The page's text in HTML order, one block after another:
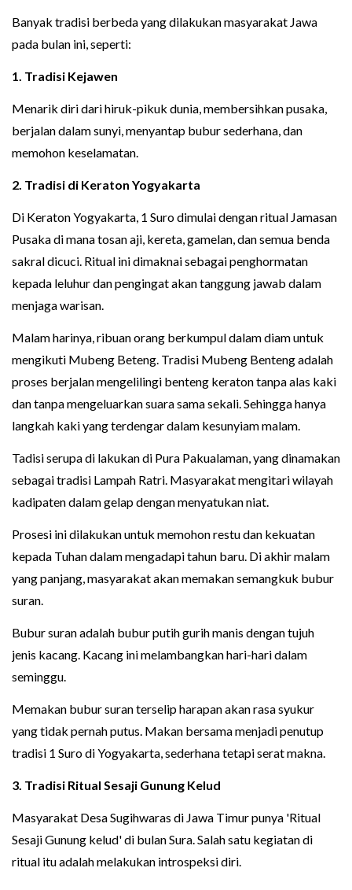
Banyak tradisi berbeda yang dilakukan masyarakat Jawa
pada bulan ini, seperti:
1. Tradisi Kejawen
Menarik diri dari hiruk-pikuk dunia, membersihkan pusaka,
berjalan dalam sunyi, menyantap bubur sederhana, dan
memohon keselamatan.
2. Tradisi di Keraton Yogyakarta
Di Keraton Yogyakarta, 1 Suro dimulai dengan ritual Jamasan
Pusaka di mana tosan aji, kereta, gamelan, dan semua benda
sakral dicuci. Ritual ini dimaknai sebagai penghormatan
kepada leluhur dan pengingat akan tanggung jawab dalam
menjaga warisan.
Malam harinya, ribuan orang berkumpul dalam diam untuk
mengikuti Mubeng Beteng. Tradisi Mubeng Benteng adalah
proses berjalan mengelilingi benteng keraton tanpa alas kaki
dan tanpa mengeluarkan suara sama sekali. Sehingga hanya
langkah kaki yang terdengar dalam kesunyiam malam.
Tadisi serupa di lakukan di Pura Pakualaman, yang dinamakan
sebagai tradisi Lampah Ratri. Masyarakat mengitari wilayah
kadipaten dalam gelap dengan menyatukan niat.
Prosesi ini dilakukan untuk memohon restu dan kekuatan
kepada Tuhan dalam mengadapi tahun baru. Di akhir malam
yang panjang, masyarakat akan memakan semangkuk bubur
suran.
Bubur suran adalah bubur putih gurih manis dengan tujuh
jenis kacang. Kacang ini melambangkan hari-hari dalam
seminggu.
Memakan bubur suran terselip harapan akan rasa syukur
yang tidak pernah putus. Makan bersama menjadi penutup
tradisi 1 Suro di Yogyakarta, sederhana tetapi serat makna.
3. Tradisi Ritual Sesaji Gunung Kelud
Masyarakat Desa Sugihwaras di Jawa Timur punya 'Ritual
Sesaji Gunung kelud' di bulan Sura. Salah satu kegiatan di
ritual itu adalah melakukan introspeksi diri.